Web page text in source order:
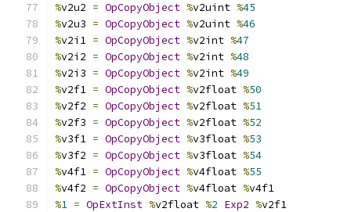
%v2u2 = OpCopyObject %v2uint %45
%v2u3 = OpCopyObject %v2uint %46
%v2i1 = OpCopyObject %v2int %47
%v2i2 = OpCopyObject %v2int %48
%v2i3 = OpCopyObject %v2int %49
%v2f1 = OpCopyObject %v2float %50
%v2f2 = OpCopyObject %v2float %51
%v2f3 = OpCopyObject %v2float %52
%v3f1 = OpCopyObject %v3float %53
%v3f2 = OpCopyObject %v3float %54
%v4f1 = OpCopyObject %v4float %55
%v4f2 = OpCopyObject %v4float %v4f1
%1 = OpExtInst %v2float %2 Exp2 %v2f1